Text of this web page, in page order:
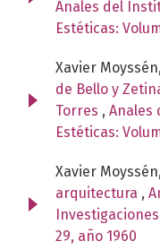
Anales del
Estéticas:
Xavier Moyssén,
de Bello y
Torres , Anales
Estéticas:
Xavier Moyssén,
arquitectura ,
29, año 1960